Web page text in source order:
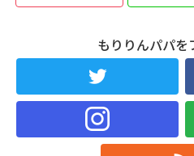
もりりんパパを